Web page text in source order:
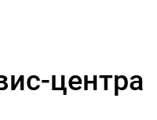
центра